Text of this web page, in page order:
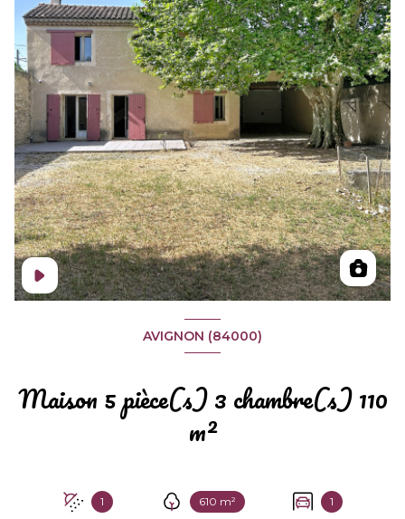
AVIGNON (84000)
Maison 5 pièce(s) 3 chambre(s) 110
m²
1 610 m² 1